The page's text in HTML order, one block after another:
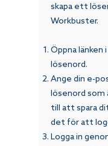
skapa ett
Workbuster.
Öppna
lösenord.
Ange din e-
lösenord som
till att spara
det för att
Logga in